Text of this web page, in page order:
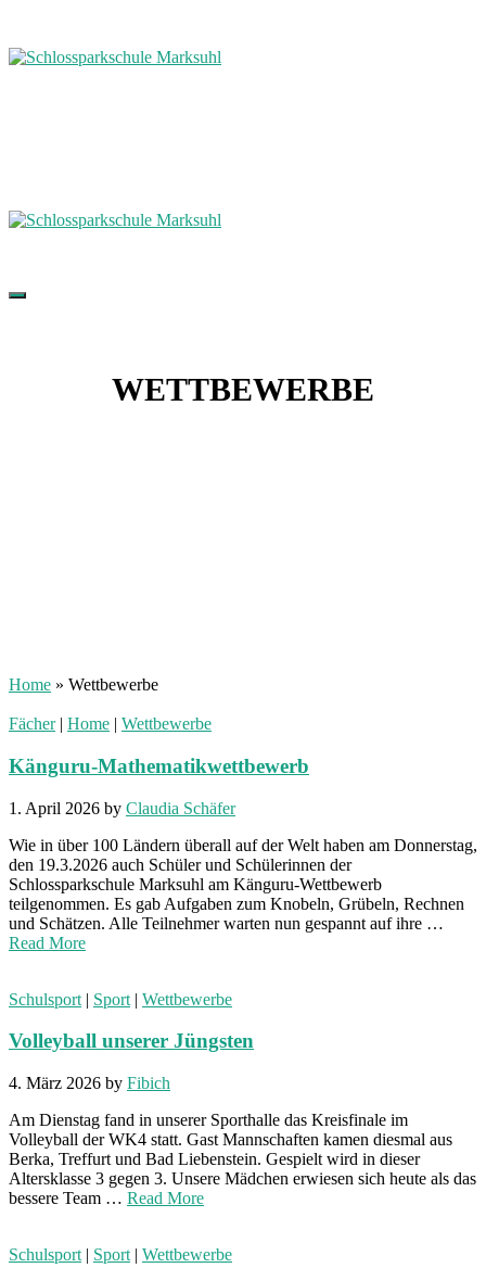
WETTBEWERBE
Home » Wettbewerbe
Fächer| Home | Wettbewerbe
Känguru-Mathematikwettbewerb
1. April 2026 by Claudia Schäfer
Wie in über 100 Ländern überall auf der Welt haben am Donnerstag,
den 19.3.2026 auch Schüler und Schülerinnen der
Schlossparkschule Marksuhl am Känguru-Wettbewerb
teilgenommen. Es gab Aufgaben zum Knobeln, Grübeln, Rechnen
und Schätzen. Alle Teilnehmer warten nun gespannt auf ihre …
Read More
Schulsport | Sport | Wettbewerbe
Volleyball unserer Jüngsten
4. März 2026 by Fibich
Am Dienstag fand in unserer Sporthalle das Kreisfinale im
Volleyball der WK4 statt. Gast Mannschaften kamen diesmal aus
Berka, Treffurt und Bad Liebenstein. Gespielt wird in dieser
Altersklasse 3 gegen 3. Unsere Mädchen erwiesen sich heute als das
bessere Team … Read More
Schulsport | Sport | Wettbewerbe